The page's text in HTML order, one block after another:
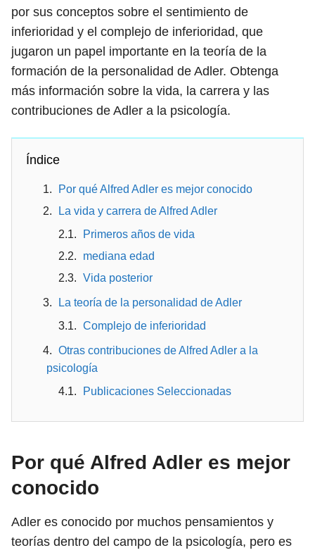
por sus conceptos sobre el sentimiento de
inferioridad y el complejo de inferioridad, que
jugaron un papel importante en la teoría de la
formación de la personalidad de Adler. Obtenga
más información sobre la vida, la carrera y las
contribuciones de Adler a la psicología.
Índice
Por qué Alfred Adler es mejor conocido
La vida y carrera de Alfred Adler
Primeros años de vida
mediana edad
Vida posterior
La teoría de la personalidad de Adler
Complejo de inferioridad
Otras contribuciones de Alfred Adler a la
psicología
Publicaciones Seleccionadas
Por qué Alfred Adler es mejor
conocido
Adler es conocido por muchos pensamientos y
teorías dentro del campo de la psicología, pero es